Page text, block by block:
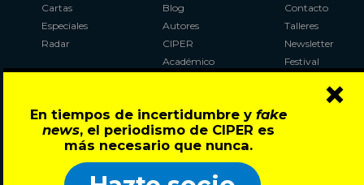
En tiempos de incertidumbre y fake
news, el periodismo de CIPER es
más necesario que nunca.
×
Cartas
Especiales
Radar
Blog
Autores
CIPER
Académico
Al Plebiscito
con CIPER
Contacto
Talleres
Newsletter
Festival